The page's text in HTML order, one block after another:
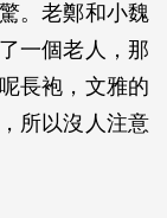
。老鄭和小魏
一個老人，那
長袍，文雅的
所以沒人注意